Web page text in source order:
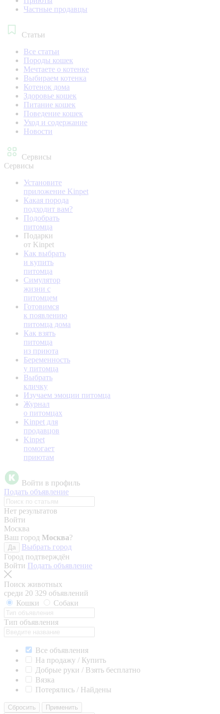
Частные продавцы
Статьи
Все статьи
Породы кошек
Мечтаете о котенке
Выбираем котенка
Котенок дома
Здоровье кошек
Питание кошек
Поведение кошек
Уход и содержание
Новости
Сервисы
Сервисы
Установите
приложение Kinpet
Какая порода
подходит вам?
Подобрать
питомца
Подарки
от Kinpet
Как выбрать
и купить
питомца
Симулятор
жизни с
питомцем
Готовимся
к появлению
питомца дома
Как взять
питомца
из приюта
Беременность
у питомца
Выбрать
кличку
Изучаем эмоции питомца
Журнал
о питомцах
Kinpet для
продавцов
Kinpet
помогает
приютам
Войти в профиль
Подать объявление
Нет результатов
Войти
Москва
Ваш город Москва?
Да
Выбрать город
Город подтверждён
Войти Подать объявление
Поиск животных
среди 20 329 объявлений
Кошки
Собаки
Тип объявления
Все объявления
На продажу / Купить
Добрые руки / Взять бесплатно
Вязка
Потерялись / Найдены
Сбросить Применить